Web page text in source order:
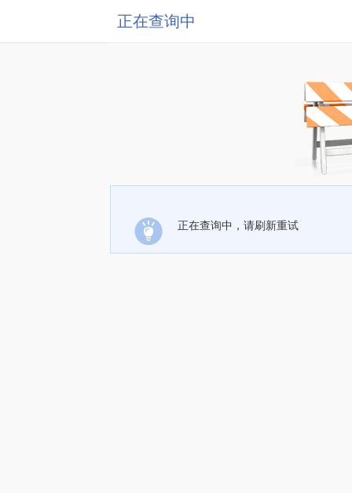
正在查询中
正在查询中，请刷新重试